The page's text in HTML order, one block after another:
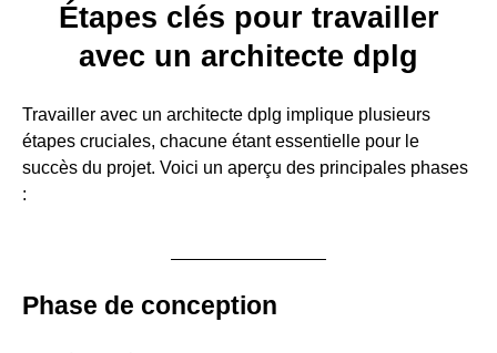
Étapes clés pour travailler
avec un architecte dplg
Travailler avec un architecte dplg implique plusieurs
étapes cruciales, chacune étant essentielle pour le
succès du projet. Voici un aperçu des principales phases
:
Phase de conception